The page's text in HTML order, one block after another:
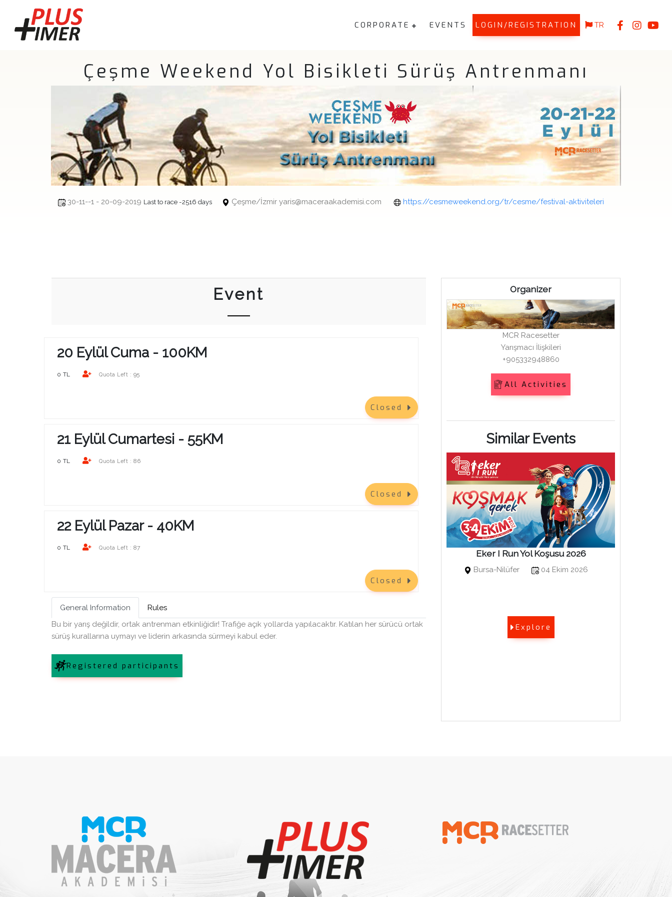
CORPORATE EVENTS LOGIN/REGISTRATION TR
Çeşme Weekend Yol Bisikleti Sürüş Antrenmanı
30-11--1 - 20-09-2019 Last to race -2516 days Çeşme/İzmir yaris@maceraakademisi.com https://cesmeweekend.org/tr/cesme/festival-aktiviteleri
Event
20 Eylül Cuma - 100KM
0 TL Quota Left : 95
Closed
21 Eylül Cumartesi - 55KM
0 TL Quota Left : 86
Closed
22 Eylül Pazar - 40KM
0 TL Quota Left : 87
Closed
General Information
Rules
Bu bir yarış değildir, ortak antrenman etkinliğidir! Trafiğe açık yollarda yapılacaktır. Katılan her sürücü ortak
sürüş kurallarına uymayı ve liderin arkasında sürmeyi kabul eder.
Registered participants
Organizer
MCR Racesetter
Yarışmacı İlişkileri
+905332948860
All Activities
Similar Events
Bosphorun Quarter Marathon Bebek
Bosphorun Quarter Marathon Sportstouch
Sports Event Agency tarafından organize
edilmektedir. Burada kendisi “Organizatör”
olarak adlandırılmıştır. Organizasyonda Plus ..
20 Eylül 2026
Anadolu Sigorta Bir Adım Daha — Katılım
Şartları Anadolu Sigorta Bir Adım Daha,
Eker I Run Yol Koşusu 2026
Bursa-Nilüfer 04 Ekim 2026
Explore